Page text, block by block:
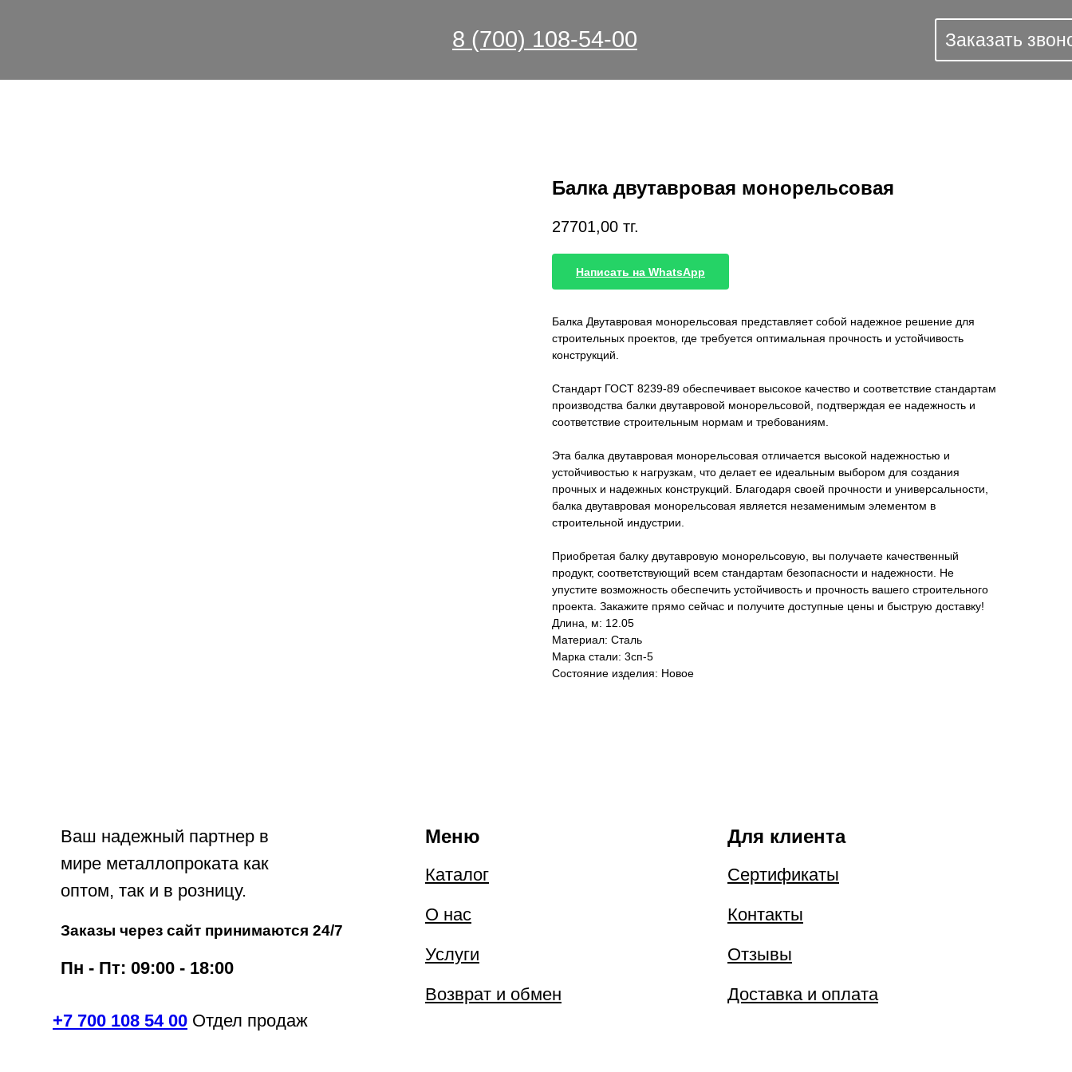
8 (700) 108-54-00 Заказать
Балка двутавровая монорельсовая
27701,00 тг.
Написать на WhatsApp
Балка Двутавровая монорельсовая представляет собой надежное решение для
строительных проектов, где требуется оптимальная прочность и устойчивость
конструкций.
Стандарт ГОСТ 8239-89 обеспечивает высокое качество и соответствие стандартам
производства балки двутавровой монорельсовой, подтверждая ее надежность и
соответствие строительным нормам и требованиям.
Эта балка двутавровая монорельсовая отличается высокой надежностью и
устойчивостью к нагрузкам, что делает ее идеальным выбором для создания
прочных и надежных конструкций. Благодаря своей прочности и универсальности,
балка двутавровая монорельсовая является незаменимым элементом в
строительной индустрии.
Приобретая балку двутавровую монорельсовую, вы получаете качественный
продукт, соответствующий всем стандартам безопасности и надежности. Не
упустите возможность обеспечить устойчивость и прочность вашего строительного
проекта. Закажите прямо сейчас и получите доступные цены и быструю доставку!
Длина, м: 12.05
Материал: Сталь
Марка стали: 3сп-5
Состояние изделия: Новое
Меню
Ваш надежный партнер в
мире металлопроката как
оптом, так и в розницу.
Каталог
О нас
Услуги
Для клиента
Сертификаты
Контакты
Отзывы
+7 700 108 54 00 Отдел продаж
Заказы через сайт принимаются 24/7
Пн - Пт: 09:00 - 18:00
Доставка и оплата
Возврат и обмен